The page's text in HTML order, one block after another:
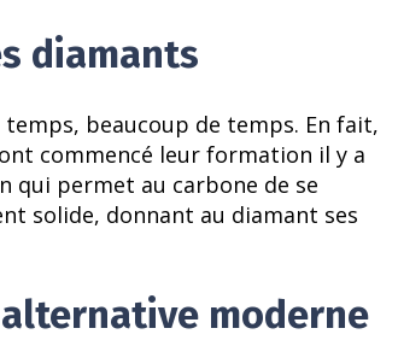
diamants
beaucoup de temps. En fait,
commencé leur formation il y a
qui permet au carbone de se
solide, donnant au diamant ses
moderne